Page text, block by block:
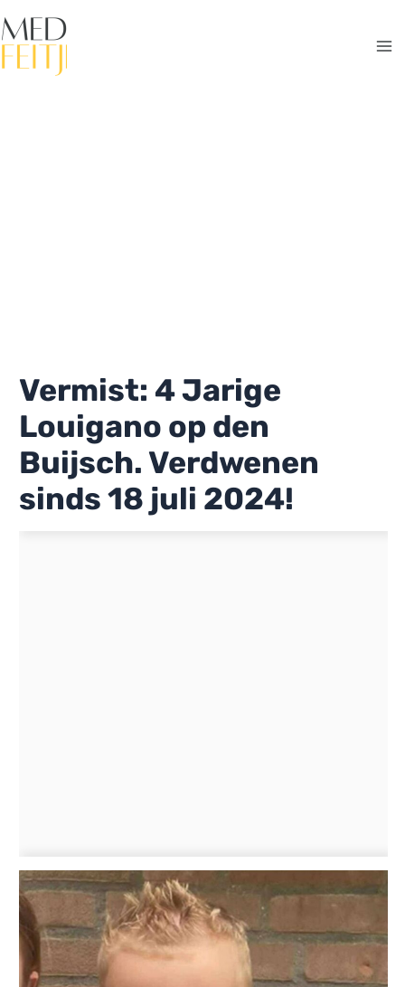
naar
de
Vermist: 4 Jarige
Louigano op den
Buijsch. Verdwenen
sinds 18 juli 2024!